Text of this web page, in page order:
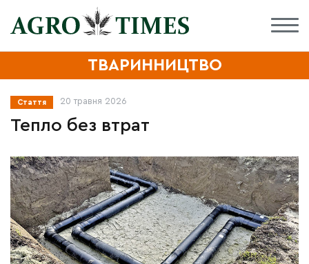
ТВАРИННИЦТВО
Стаття 20 травня 2026
Тепло без втрат